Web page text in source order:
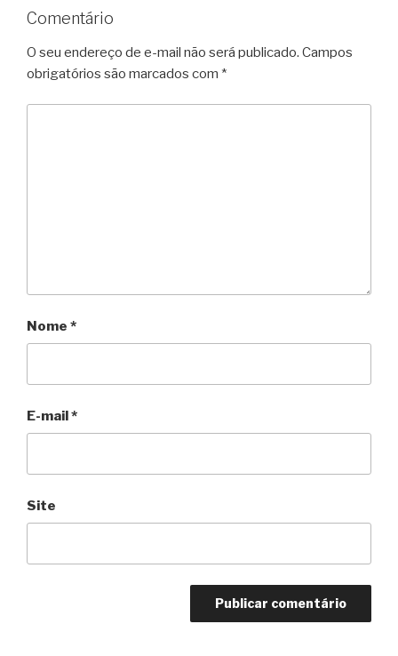
Comentário
O seu endereço de e-mail não será publicado. Campos
obrigatórios são marcados com *
Nome *
E-mail*
Site